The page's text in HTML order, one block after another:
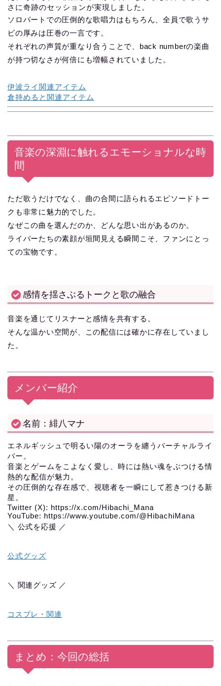
さに奇跡のセッションが実現しました。
ソロパートでの圧倒的な歌唱力はもちろん、全員で歌うサ
ビの厚みは圧巻の一言です。
それぞれの声質が重なり合うことで、back numberの楽曲
が持つ切なさが何倍にも増幅されていました。
伊波ライ関連アイテム
倉持めると関連アイテム
音楽の深淵に触れるエモーショナルな時
間
ただ歌うだけでなく、曲の合間に語られるエピソードトー
クも非常に魅力的でした。
なぜこの曲を選んだのか、どんな思い出があるのか。
ライバーたちの素顔が垣間見える瞬間こそ、ファンにとっ
ての宝物です。
感情を揺さぶるトークと歌の融合
音楽を通じてリスナーと感情を共有する。
そんな温かい空間が、この配信には確かに存在していまし
た。
メンバー紹介
名前：緋八マナ
エネルギッシュで明るい陽のオーラを纏うバーチャルライ
バー。
音楽とゲームをこよなく愛し、時には熱い魂をぶつける情
熱的な配信が魅力。
その圧倒的な存在感で、視聴者を一瞬にして惹きつける新
星。
Twitter (X): https://x.com/Hibachi_Mana
YouTube: https://www.youtube.com/@HibachiMana
＼ 公式を応援 ／
公式グッズ
＼ 関連グッズ ／
コスプレ・関連
まとめ：今回の総括